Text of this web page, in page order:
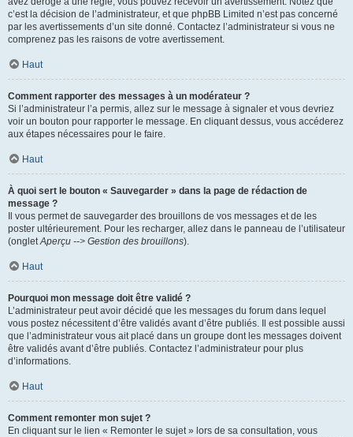
c’est la décision de l’administrateur, et que phpBB Limited n’est pas concerné
par les avertissements d’un site donné. Contactez l’administrateur si vous ne
comprenez pas les raisons de votre avertissement.
Haut
Comment rapporter des messages à un modérateur ?
Si l’administrateur l’a permis, allez sur le message à signaler et vous devriez
voir un bouton pour rapporter le message. En cliquant dessus, vous accéderez
aux étapes nécessaires pour le faire.
Haut
À quoi sert le bouton « Sauvegarder » dans la page de rédaction de
message ?
Il vous permet de sauvegarder des brouillons de vos messages et de les
poster ultérieurement. Pour les recharger, allez dans le panneau de l’utilisateur
(ongletAperçu --> Gestion des brouillons).
Haut
Pourquoi mon message doit être validé ?
L’administrateur peut avoir décidé que les messages du forum dans lequel
vous postez nécessitent d’être validés avant d’être publiés. Il est possible aussi
que l’administrateur vous ait placé dans un groupe dont les messages doivent
être validés avant d’être publiés. Contactez l’administrateur pour plus
d’informations.
Haut
Comment remonter mon sujet ?
En cliquant sur le lien « Remonter le sujet » lors de sa consultation, vous